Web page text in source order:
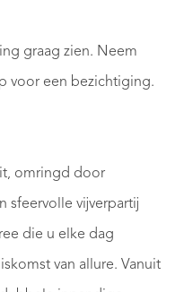
graag zien. Neem
voor een bezichtiging.
omringd door
sfeervolle vijverpartij
die u elke dag
van allure. Vanuit